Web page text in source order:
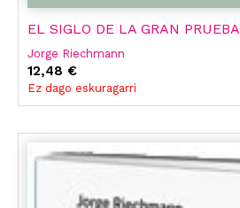
EL SIGLO DE LA GRAN PRUEBA
Jorge Riechmann
12,48 €
Ez dago eskuragarri